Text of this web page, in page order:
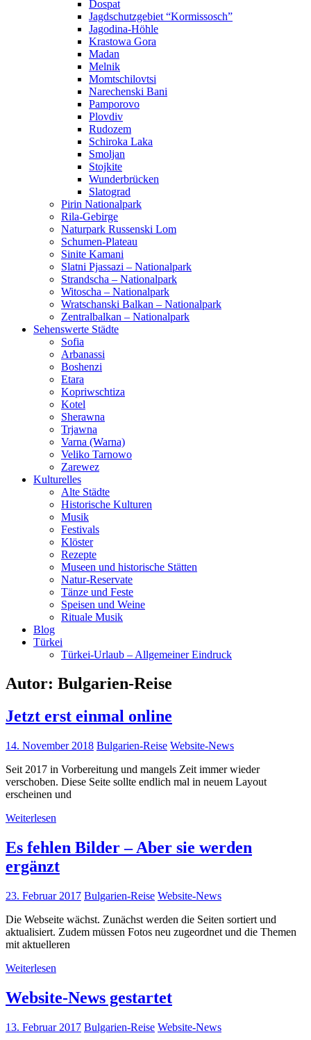
Dospat
Jagdschutzgebiet “Kormissosch”
Jagodina-Höhle
Krastowa Gora
Madan
Melnik
Momtschilovtsi
Narechenski Bani
Pamporovo
Plovdiv
Rudozem
Schiroka Laka
Smoljan
Stojkite
Wunderbrücken
Slatograd
Pirin Nationalpark
Rila-Gebirge
Naturpark Russenski Lom
Schumen-Plateau
Sinite Kamani
Slatni Pjassazi – Nationalpark
Strandscha – Nationalpark
Witoscha – Nationalpark
Wratschanski Balkan – Nationalpark
Zentralbalkan – Nationalpark
Sehenswerte Städte
Sofia
Arbanassi
Boshenzi
Etara
Kopriwschtiza
Kotel
Sherawna
Trjawna
Varna (Warna)
Veliko Tarnowo
Zarewez
Kulturelles
Alte Städte
Historische Kulturen
Musik
Festivals
Klöster
Rezepte
Museen und historische Stätten
Natur-Reservate
Tänze und Feste
Speisen und Weine
Rituale Musik
Blog
Türkei
Türkei-Urlaub – Allgemeiner Eindruck
Autor: Bulgarien-Reise
Jetzt erst einmal online
14. November 2018 Bulgarien-Reise Website-News
Seit 2017 in Vorbereitung und mangels Zeit immer wieder
verschoben. Diese Seite sollte endlich mal in neuem Layout
erscheinen und
Weiterlesen
Es fehlen Bilder – Aber sie werden
ergänzt
23. Februar 2017 Bulgarien-Reise Website-News
Die Webseite wächst. Zunächst werden die Seiten sortiert und
aktualisiert. Zudem müssen Fotos neu zugeordnet und die Themen
mit aktuelleren
Weiterlesen
Website-News gestartet
13. Februar 2017 Bulgarien-Reise Website-News